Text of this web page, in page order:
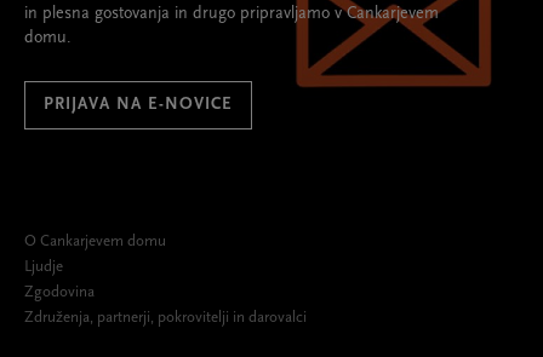
in plesna gostovanja in drugo pripravljamo v Cankarjevem
domu.
PRIJAVA NA E-NOVICE
O Cankarjevem domu
Ljudje
Zgodovina
Združenja, partnerji, pokrovitelji in darovalci